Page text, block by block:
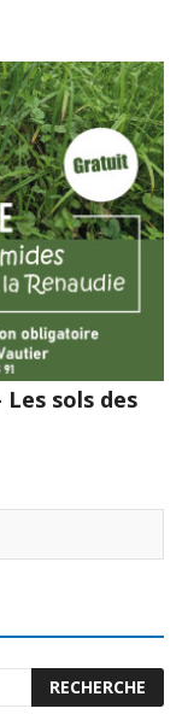
Les sols des